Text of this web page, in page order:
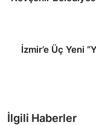
İzmir’e Üç Yeni
İlgili Haberler